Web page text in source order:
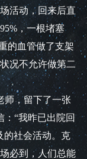
活动，回来后直
，一根堵塞
的血管做了支架
况不允许做第二
，留下了一张
：“我昨已出院回
的社会活动。克
必到，人们总能